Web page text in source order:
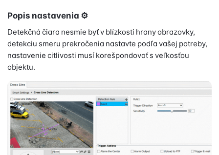
Popis nastavenia ⚙
Detekčná čiara nesmie byť v blízkosti hrany obrazovky,
detekciu smeru prekročenia nastavte podľa vašej potreby,
nastavenie citlivosti musí korešpondovať s veľkosťou
objektu.